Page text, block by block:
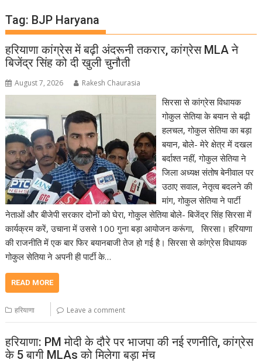
Tag: BJP Haryana
हरियाणा कांग्रेस में बढ़ी अंदरूनी तकरार, कांग्रेस MLA ने
बिजेंद्र सिंह को दी खुली चुनौती
August 7, 2026 Rakesh Chaurasia
सिरसा से कांग्रेस विधायक
गोकुल सेतिया के बयान से बढ़ी
हलचल, गोकुल सेतिया का बड़ा
बयान, बोले- मेरे क्षेत्र में दखल
बर्दाश्त नहीं, गोकुल सेतिया ने
जिला अध्यक्ष संतोष बेनीवाल पर
उठाए सवाल, नेतृत्व बदलने की
मांग, गोकुल सेतिया ने पार्टी
नेताओं और बीजेपी सरकार दोनों को घेरा, गोकुल सेतिया बोले- बिजेंद्र सिंह सिरसा में
कार्यक्रम करें, उचाना में उससे 100 गुना बड़ा आयोजन करूंगा, सिरसा। हरियाणा
की राजनीति में एक बार फिर बयानबाजी तेज हो गई है। सिरसा से कांग्रेस विधायक
गोकुल सेतिया ने अपनी ही पार्टी के…
READ MORE
हरियाणा Leave a comment
हरियाणा: PM मोदी के दौरे पर भाजपा की नई रणनीति, कांग्रेस
के 5 बागी MLAs को मिलेगा बड़ा मंच